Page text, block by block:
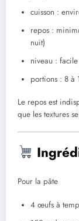
cuisson :
repos :
nuit)
niveau : facile
portions : 8 à
Le repos est
que les textures
Pour la pâte
4 œufs à